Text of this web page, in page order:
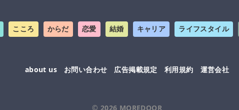
こころ からだ 恋愛 結婚 キャリア ライフスタイル
about us お問い合わせ 広告掲載規定 利用規約 運営会社
© 2026 MOREDOOR